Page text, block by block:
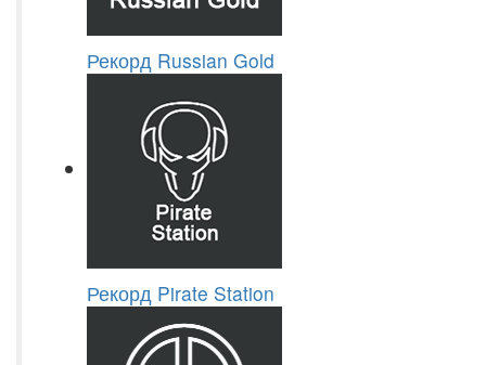
Рекорд Russian Gold
Рекорд Pirate Station